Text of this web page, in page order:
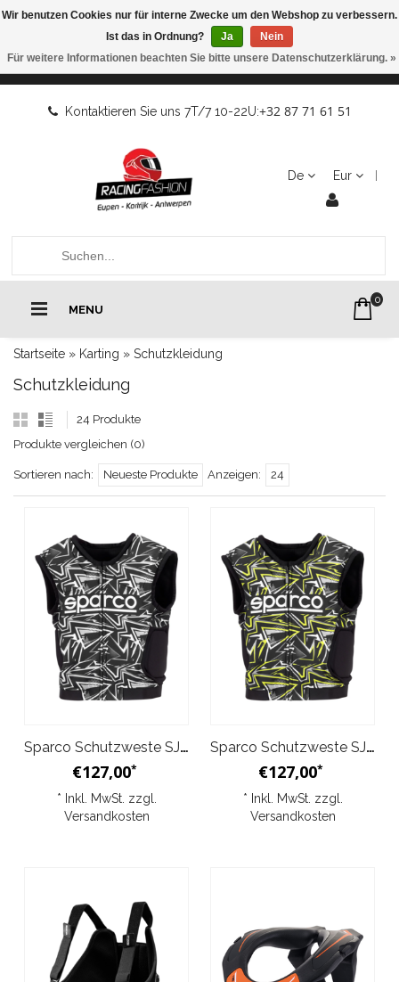
Kontaktieren Sie uns 7T/7 10-22U:+32 87 71 61 51
De Eur
MENU
0
Startseite » Karting » Schutzkleidung
Schutzkleidung
24 Produkte
Produkte vergleichen (0)
Sortieren nach: Neueste Produkte Anzeigen: 24
Sparco Schutzweste SJ Pro K-3 Schwarz Weiß
€127,00*
* Inkl. MwSt. zzgl.
Versandkosten
Sparco Schutzweste SJ Pro K-3 Schwarz Gelb
€127,00*
* Inkl. MwSt. zzgl.
Versandkosten
Wir benutzen Cookies nur für interne Zwecke um den Webshop zu verbessern.
Ist das in Ordnung?
Ja
Nein
Für weitere Informationen beachten Sie bitte unsere Datenschutzerklärung. »